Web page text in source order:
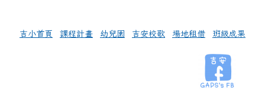
吉小首頁 課程計畫 幼兒園 吉安校歌 場地租借 班級成果